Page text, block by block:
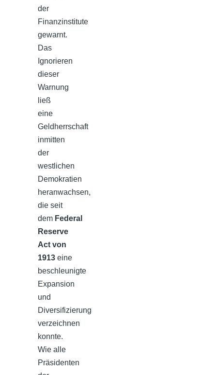
der
Finanzinstitute
gewarnt.
Das
Ignorieren
dieser
Warnung
ließ
eine
Geldherrschaft
inmitten
der
westlichen
Demokratien
heranwachsen,
die seit
dem Federal
Reserve
Act von
1913eine
beschleunigte
Expansion
und
Diversifizierung
verzeichnen
konnte.
Wie alle
Präsidenten